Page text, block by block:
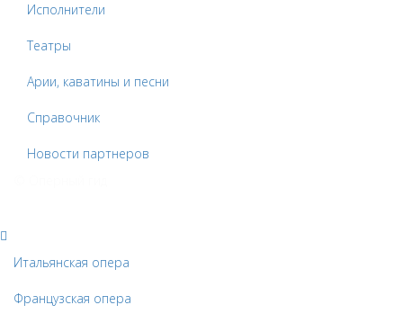
Исполнители
Театры
Арии, каватины и песни
Справочник
Новости партнеров
Итальянская опера
Французская опера